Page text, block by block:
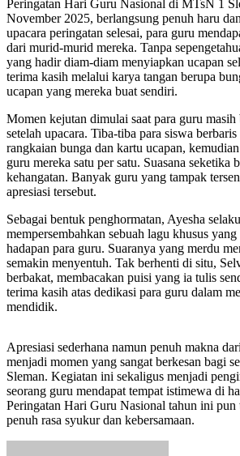
Peringatan Hari Guru Nasional di MTsN 1
November 2025, berlangsung penuh haru
upacara peringatan selesai, para guru
dari murid-murid mereka. Tanpa
yang hadir diam-diam menyiapkan ucapan
terima kasih melalui karya tangan berupa
ucapan yang mereka buat sendiri.
Momen kejutan dimulai saat para guru masih
setelah upacara. Tiba-tiba para siswa
rangkaian bunga dan kartu ucapan,
guru mereka satu per satu. Suasana seketika
kehangatan. Banyak guru yang tampak
apresiasi tersebut.
Sebagai bentuk penghormatan, Ayesha
mempersembahkan sebuah lagu khusus
hadapan para guru. Suaranya yang merdu
semakin menyentuh. Tak berhenti di situ,
berbakat, membacakan puisi yang ia tulis
terima kasih atas dedikasi para guru dalam
mendidik.
Apresiasi sederhana namun penuh makna
menjadi momen yang sangat berkesan bagi
Sleman. Kegiatan ini sekaligus menjadi
seorang guru mendapat tempat istimewa di
Peringatan Hari Guru Nasional tahun ini pun
penuh rasa syukur dan kebersamaan.